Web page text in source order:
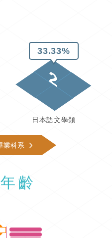
33.33%
2
日本語文學類
業科系
齡